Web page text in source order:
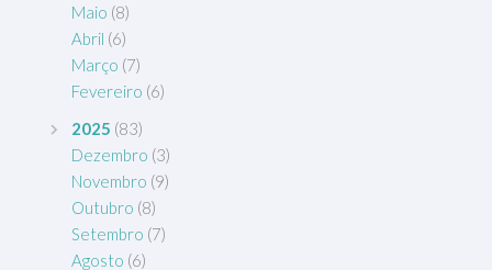
Maio (8)
Abril (6)
Março (7)
Fevereiro (6)
2025 (83)
Dezembro (3)
Novembro (9)
Outubro (8)
Setembro (7)
Agosto (6)